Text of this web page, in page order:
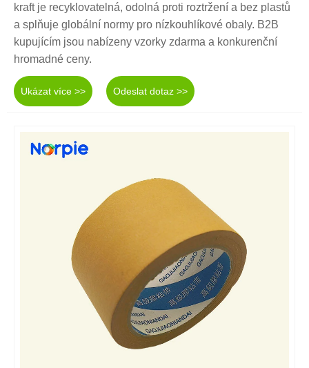
kraft je recyklovatelná, odolná proti roztržení a bez plastů
a splňuje globální normy pro nízkouhlíkové obaly. B2B
kupujícím jsou nabízeny vzorky zdarma a konkurenční
hromadné ceny.
Ukázat více >> Odeslat dotaz >>